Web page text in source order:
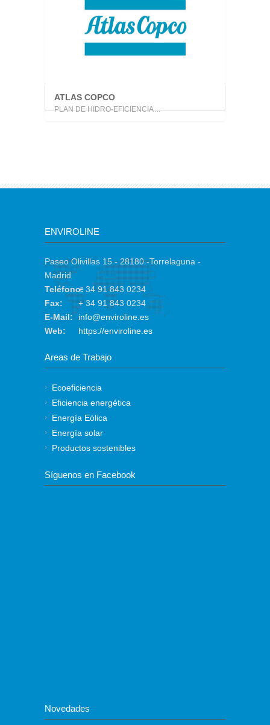
ATLAS COPCO
PLAN DE HIDRO-EFICIENCIA ...
ENVIROLINE
Paseo Olivillas 15 - 28180 -Torrelaguna -
Madrid
Teléfono:+ 34 91 843 0234
Fax:
+ 34 91 843 0234
E-Mail: info@enviroline.es
Web:
https://enviroline.es
Areas de Trabajo
Ecoeficiencia
Eficiencia energética
Energía Eólica
Energía solar
Productos sostenibles
Síguenos en Facebook
Novedades